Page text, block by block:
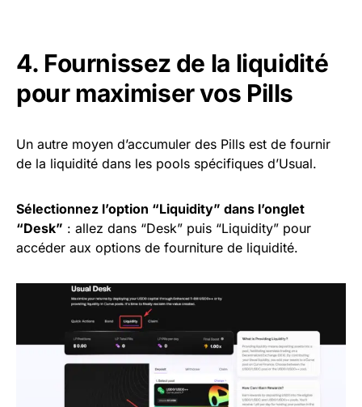
4. Fournissez de la liquidité
pour maximiser vos Pills
Un autre moyen d’accumuler des Pills est de fournir
de la liquidité dans les pools spécifiques d’Usual.
Sélectionnez l’option “Liquidity” dans l’onglet
“Desk” : allez dans “Desk” puis “Liquidity” pour
accéder aux options de fourniture de liquidité.